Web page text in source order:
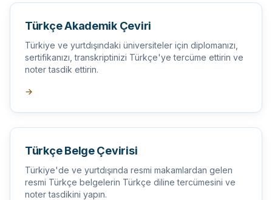
Türkçe Akademik Çeviri
Türkiye ve yurtdışındaki üniversiteler için diplomanızı,
sertifikanızı, transkriptinizi Türkçe'ye tercüme ettirin ve
noter tasdik ettirin.
→
Türkçe Belge Çevirisi
Türkiye'de ve yurtdışında resmi makamlardan gelen
resmi Türkçe belgelerin Türkçe diline tercümesini ve
noter tasdikini yapın.